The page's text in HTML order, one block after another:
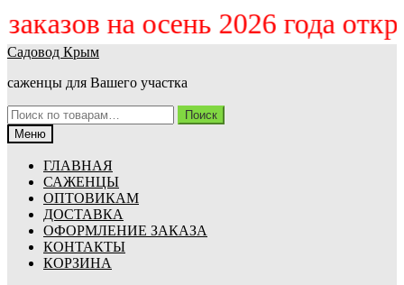
заказов на осень 2026 года
Перейти
навигации
Перейти
содержимому
Садовод Крым
саженцы для Вашего участка
Искать:
Поиск
Меню
ГЛАВНАЯ
САЖЕНЦЫ
ОПТОВИКАМ
ДОСТАВКА
ОФОРМЛЕНИЕ ЗАКАЗА
КОНТАКТЫ
КОРЗИНА